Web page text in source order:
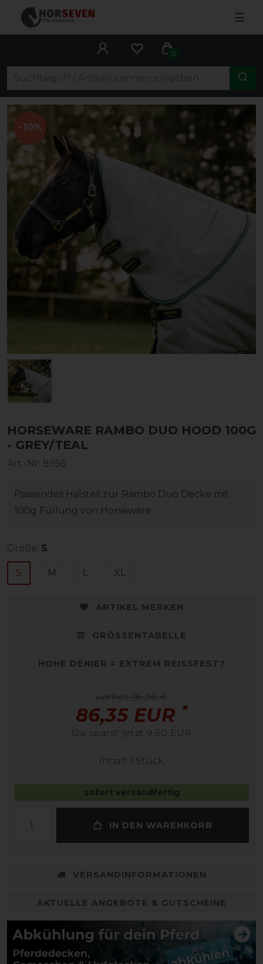
☰
0
-10%
HORSEWARE RAMBO DUO HOOD 100G
- GREY/TEAL
Art.-Nr: 8956
Passendes Halsteil zur Rambo Duo Decke mit
100g Füllung von Horseware
Größe: S
S M L XL
ARTIKEL MERKEN
GRÖSSENTABELLE
HOHE DENIER = EXTREM REISSFEST?
vorher 95,95 €
86,35 EUR *
Du sparst jetzt 9,60 EUR
Inhalt 1 Stück
sofort versandfertig
IN DEN WARENKORB
VERSANDINFORMATIONEN
AKTUELLE ANGEBOTE & GUTSCHEINE